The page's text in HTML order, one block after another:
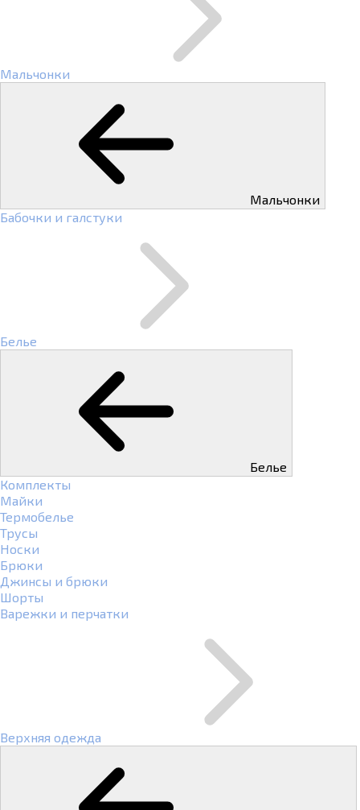
Мальчонки
Мальчонки
Бабочки и галстуки
Белье
Белье
Комплекты
Майки
Термобелье
Трусы
Носки
Брюки
Джинсы и брюки
Шорты
Варежки и перчатки
Верхняя одежда